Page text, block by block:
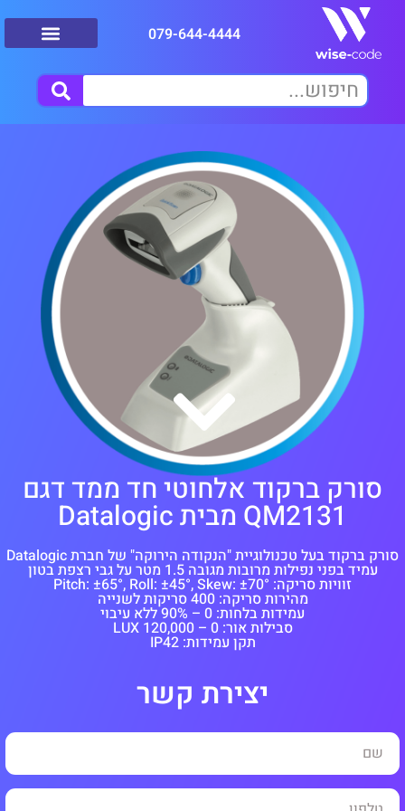
079-644-4444
סורק ברקוד אלחוטי חד ממד דגם
QM2131 מבית Datalogic
סורק ברקוד בעל טכנולוגיית "הנקודה הירוקה" של חברת Datalogic
עמיד בפני נפילות מרובות מגובה 1.5 מטר על גבי רצפת בטון
זוויות סריקה: Pitch: ±65°, Roll: ±45°, Skew: ±70°
מהירות סריקה: 400 סריקות לשנייה
עמידות בלחות: 0 – 90% ללא עיבוי
סבילות אור: 0 – 120,000 LUX
תקן עמידות: IP42
יצירת קשר